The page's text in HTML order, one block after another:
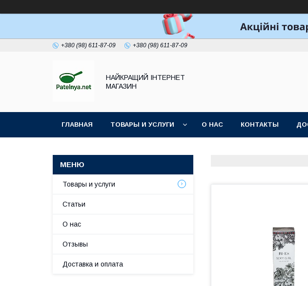
+380 (98) 611-87-09 +380 (98) 611-87-09
НАЙКРАЩИЙ ІНТЕРНЕТ
МАГАЗИН
ГЛАВНАЯ ТОВАРЫ И УСЛУГИ О НАС КОНТАКТЫ
Товары и услуги
Статьи
О нас
Отзывы
Доставка и оплата